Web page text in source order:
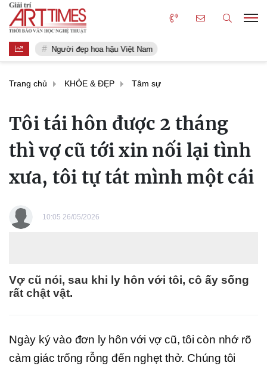
Người đẹp hoa hậu Việt Nam
Trang chủ KHỎE & ĐẸP Tâm sự
Tôi tái hôn được 2 tháng
thì vợ cũ tới xin nối lại tình
xưa, tôi tự tát mình một cái
10:05 26/05/2026
Vợ cũ nói, sau khi ly hôn với tôi, cô ấy sống
rất chật vật.
Ngày ký vào đơn ly hôn với vợ cũ, tôi còn nhớ rõ
cảm giác trống rỗng đến nghẹt thở. Chúng tôi